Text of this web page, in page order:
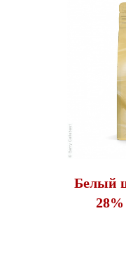
Белый
28%